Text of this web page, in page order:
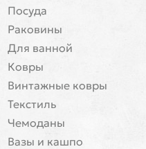
Посуда
Раковины
Для ванной
Ковры
Винтажные ковры
Текстиль
Чемоданы
Вазы и кашпо